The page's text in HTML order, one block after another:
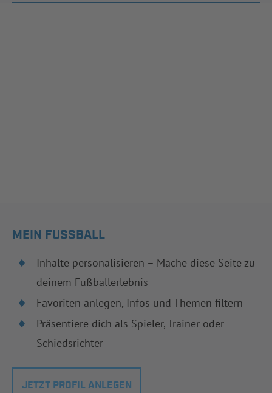
MEIN FUSSBALL
Inhalte personalisieren – Mache diese Seite zu
deinem Fußballerlebnis
Favoriten anlegen, Infos und Themen filtern
Präsentiere dich als Spieler, Trainer oder
Schiedsrichter
JETZT PROFIL ANLEGEN